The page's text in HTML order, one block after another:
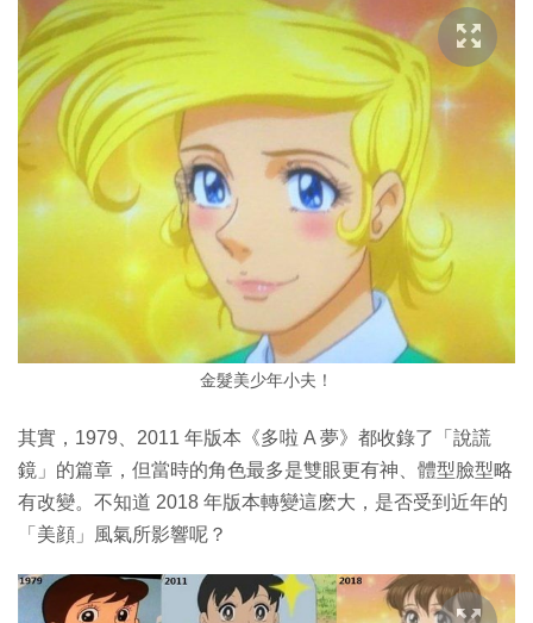
金髮美少年小夫！
其實，1979、2011 年版本《多啦 A 夢》都收錄了「說謊
鏡」的篇章，但當時的角色最多是雙眼更有神、體型臉型略
有改變。不知道 2018 年版本轉變這麽大，是否受到近年的
「美顔」風氣所影響呢？